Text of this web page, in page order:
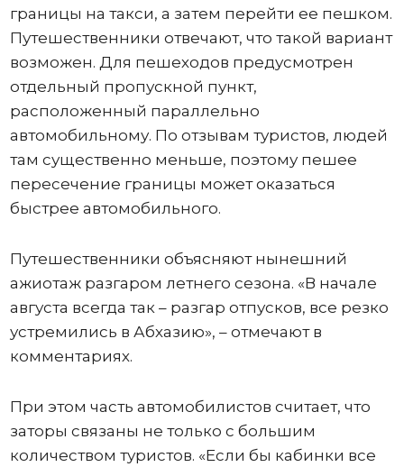
границы на такси, а затем перейти ее пешком.
Путешественники отвечают, что такой вариант
возможен. Для пешеходов предусмотрен
отдельный пропускной пункт,
расположенный параллельно
автомобильному. По отзывам туристов, людей
там существенно меньше, поэтому пешее
пересечение границы может оказаться
быстрее автомобильного.
Путешественники объясняют нынешний
ажиотаж разгаром летнего сезона. «В начале
августа всегда так – разгар отпусков, все резко
устремились в Абхазию», – отмечают в
комментариях.
При этом часть автомобилистов считает, что
заторы связаны не только с большим
количеством туристов. «Если бы кабинки все